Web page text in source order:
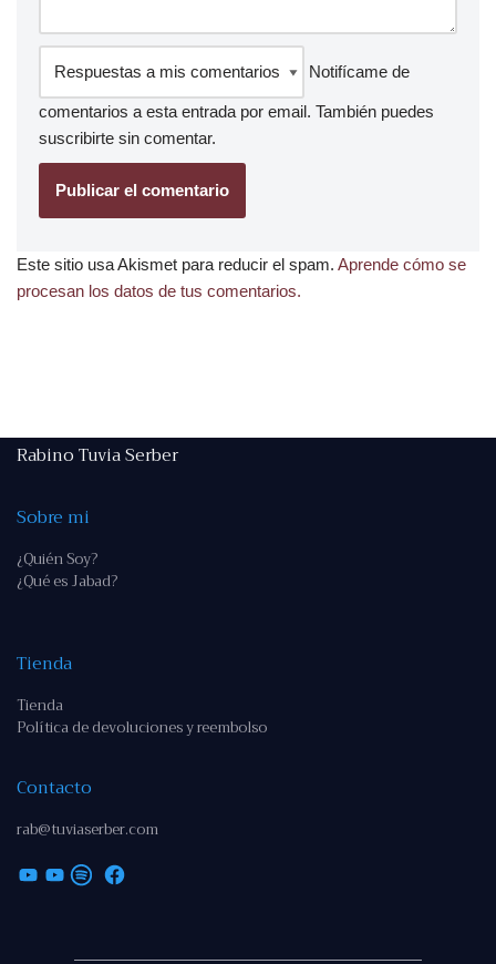
Notifícame de
comentarios a esta entrada por email. También puedes
suscribirte sin comentar.
Este sitio usa Akismet para reducir el spam. Aprende cómo se
procesan los datos de tus comentarios.
Rabino Tuvia Serber
Sobre mi
¿Quién Soy?
¿Qué es Jabad?
Tienda
Tienda
Política de devoluciones y reembolso
Contacto
rab@tuviaserber.com